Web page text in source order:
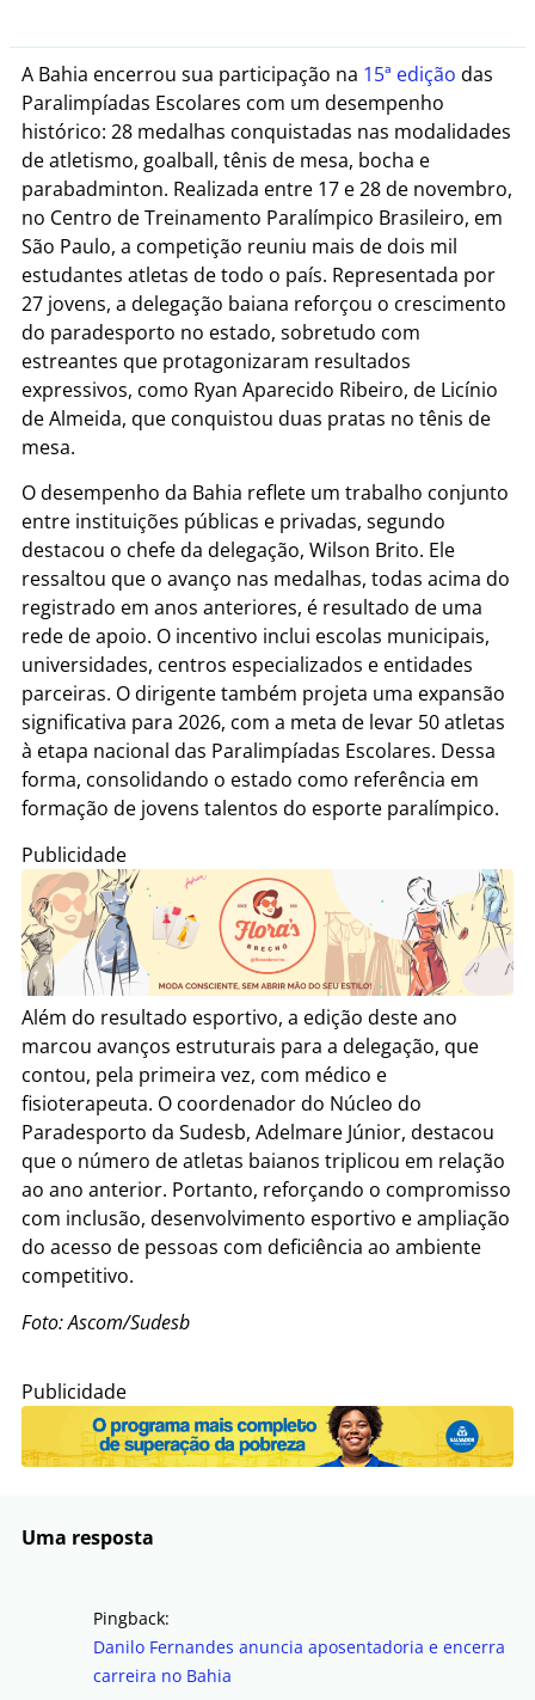
A Bahia encerrou sua participação na 15ª edição das
Paralimpíadas Escolares com um desempenho
histórico: 28 medalhas conquistadas nas modalidades
de atletismo, goalball, tênis de mesa, bocha e
parabadminton. Realizada entre 17 e 28 de novembro,
no Centro de Treinamento Paralímpico Brasileiro, em
São Paulo, a competição reuniu mais de dois mil
estudantes atletas de todo o país. Representada por
27 jovens, a delegação baiana reforçou o crescimento
do paradesporto no estado, sobretudo com
estreantes que protagonizaram resultados
expressivos, como Ryan Aparecido Ribeiro, de Licínio
de Almeida, que conquistou duas pratas no tênis de
mesa.
O desempenho da Bahia reflete um trabalho conjunto
entre instituições públicas e privadas, segundo
destacou o chefe da delegação, Wilson Brito. Ele
ressaltou que o avanço nas medalhas, todas acima do
registrado em anos anteriores, é resultado de uma
rede de apoio. O incentivo inclui escolas municipais,
universidades, centros especializados e entidades
parceiras. O dirigente também projeta uma expansão
significativa para 2026, com a meta de levar 50 atletas
à etapa nacional das Paralimpíadas Escolares. Dessa
forma, consolidando o estado como referência em
formação de jovens talentos do esporte paralímpico.
Publicidade
Além do resultado esportivo, a edição deste ano
marcou avanços estruturais para a delegação, que
contou, pela primeira vez, com médico e
fisioterapeuta. O coordenador do Núcleo do
Paradesporto da Sudesb, Adelmare Júnior, destacou
que o número de atletas baianos triplicou em relação
ao ano anterior. Portanto, reforçando o compromisso
com inclusão, desenvolvimento esportivo e ampliação
do acesso de pessoas com deficiência ao ambiente
competitivo.
Foto: Ascom/Sudesb
Publicidade
Uma resposta
Pingback:
Danilo Fernandes anuncia aposentadoria e encerra
carreira no Bahia